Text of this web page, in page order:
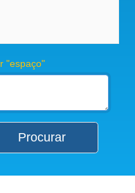
"espaço"
Procurar